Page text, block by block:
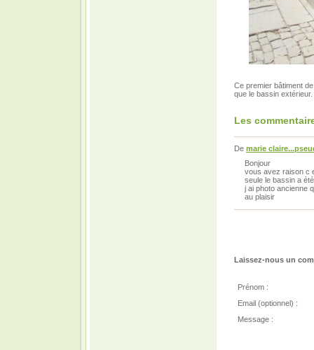
Ce premier bâtiment
que le bassin extérieur.
Les
De marie
Bonjour
vous avez raison c
seule le bassin a
j ai photo ancienne
au plaisir
Laissez-nous un
Prénom :
Email (optionnel) :
Message :